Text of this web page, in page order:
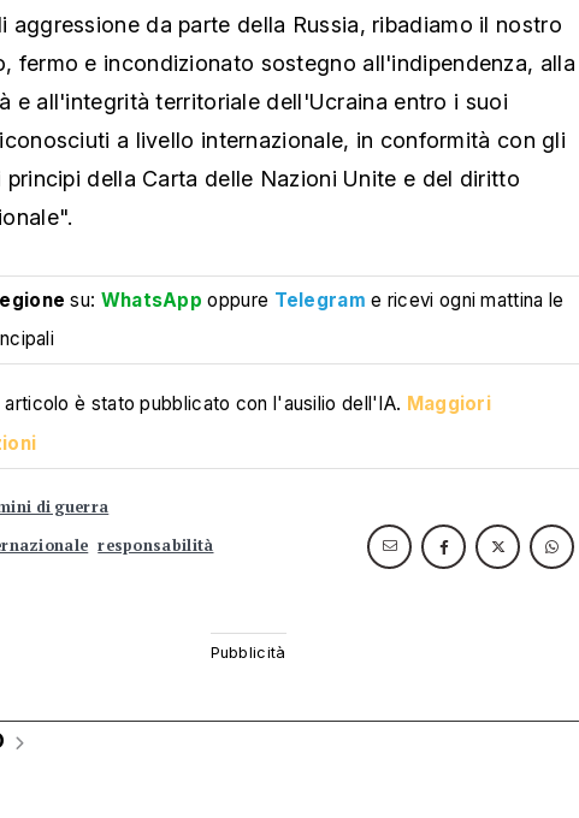
aggressione da parte della Russia, ribadiamo il nostro
fermo e incondizionato sostegno all'indipendenza, alla
e all'integrità territoriale dell'Ucraina entro i suoi
a livello internazionale, in conformità con gli
principi della Carta delle Nazioni Unite e del diritto
su: WhatsApp oppure Telegram e ricevi ogni mattina le
è stato pubblicato con l'ausilio dell'IA. Maggiori
di guerra
responsabilità